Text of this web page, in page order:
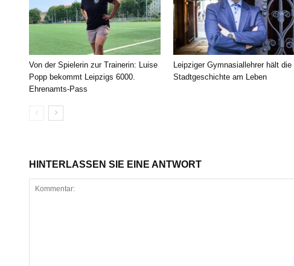
Von der Spielerin zur Trainerin: Luise
Popp bekommt Leipzigs 6000.
Ehrenamts-Pass
Leipziger Gymnasiallehrer hält die
Stadtgeschichte am Leben
HINTERLASSEN SIE EINE ANTWORT